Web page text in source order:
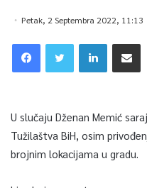
Petak, 2 Septembra 2022, 11:13
U slučaju Dženan Memić
Tužilaštva BiH, osim
brojnim lokacijama u gradu.